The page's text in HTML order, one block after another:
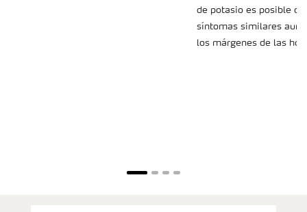
de potasio es posible
síntomas similares
los márgenes de las